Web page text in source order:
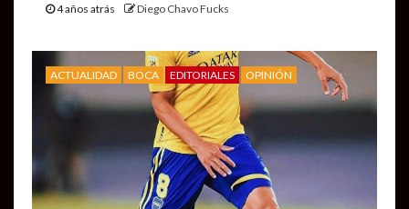
4 años atrás Diego Chavo Fucks
ACTUALIDAD BOCA EDITORIALES OPINIÓN